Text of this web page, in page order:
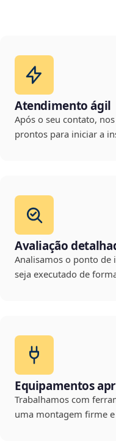
Atendimento ágil
Após o seu contato,
prontos para iniciar a
Avaliação
Analisamos o ponto de
seja executado de
Equipamentos
Trabalhamos com
uma montagem firme e